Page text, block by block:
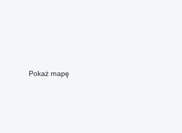
Pokaż mapę